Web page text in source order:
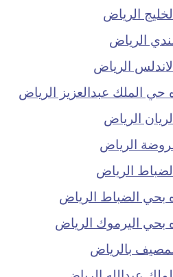
الرياض
الرياض
الرياض
الملك عبدالعزيز الرياض
الرياض
الرياض
الرياض
الضباط الرياض
اليرموك الرياض
بالرياض